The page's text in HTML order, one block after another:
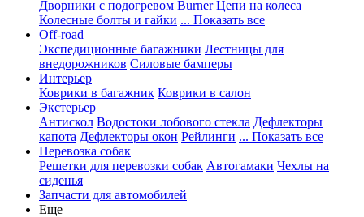
Дворники с подогревом Burner Цепи на колеса
Колесные болты и гайки ... Показать все
Off-road
Экспедиционные багажники Лестницы для
внедорожников Силовые бамперы
Интерьер
Коврики в багажник Коврики в салон
Экстерьер
Антискол Водостоки лобового стекла Дефлекторы
капота Дефлекторы окон Рейлинги ... Показать все
Перевозка собак
Решетки для перевозки собак Автогамаки Чехлы на
сиденья
Запчасти для автомобилей
Еще